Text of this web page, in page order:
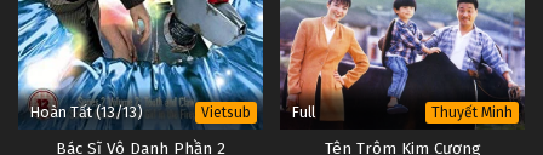
Hoàn Tất (13/13) Vietsub
Bác Sĩ Vô Danh Phần 2
Full Thuyết Minh
Tên Trộm Kim Cương